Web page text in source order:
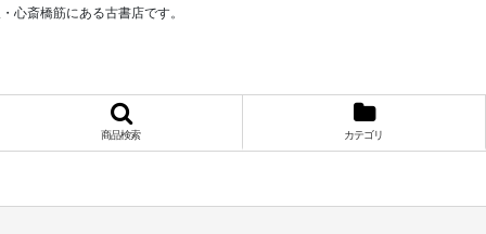
心斎橋筋にある古書店です。
商品検索 カテゴリ